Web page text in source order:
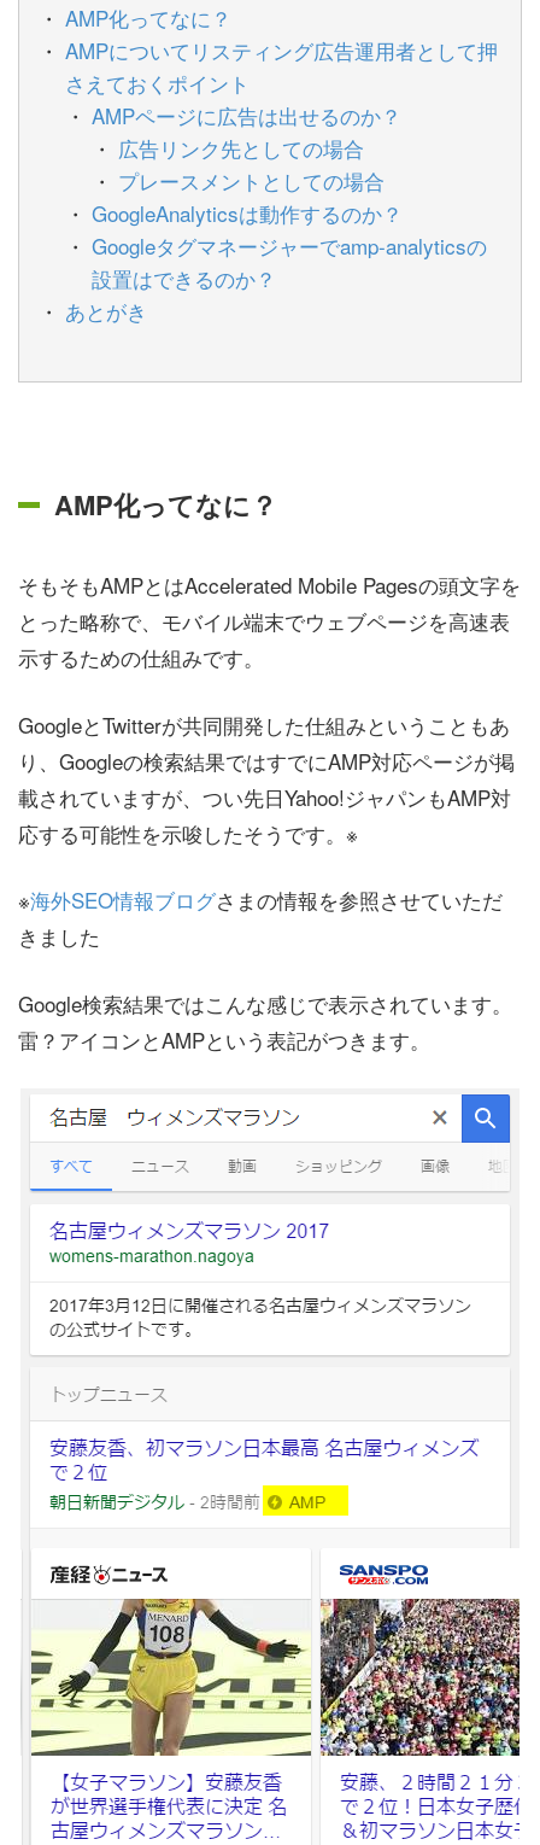
AMP化ってなに？
AMPについてリスティング広告運用者として押
さえておくポイント
AMPページに広告は出せるのか？
広告リンク先としての場合
プレースメントとしての場合
GoogleAnalyticsは動作するのか？
Googleタグマネージャーでamp-analyticsの
設置はできるのか？
あとがき
AMP化ってなに？
そもそもAMPとはAccelerated Mobile Pagesの頭文字を
とった略称で、モバイル端末でウェブページを高速表
示するための仕組みです。
GoogleとTwitterが共同開発した仕組みということもあ
り、Googleの検索結果ではすでにAMP対応ページが掲
載されていますが、つい先日Yahoo!ジャパンもAMP対
応する可能性を示唆したそうです。※
※海外SEO情報ブログさまの情報を参照させていただ
きました
Google検索結果ではこんな感じで表示されています。
雷？アイコンとAMPという表記がつきます。